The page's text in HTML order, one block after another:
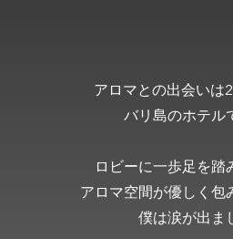
アロマとの出会いは
バリ島のホテル
ロビーに一歩足を踏
アロマ空間が優しく包
僕は涙が出ま